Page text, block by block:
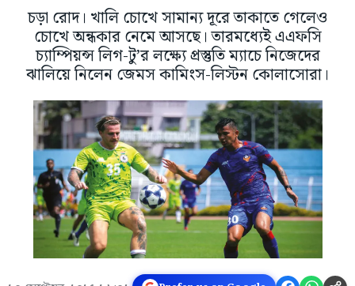
চড়া রোদ। খালি চোখে সামান্য দূরে তাকাতে গেলেও
চোখে অন্ধকার নেমে আসছে। তারমধ্যেই এএফসি
চ্যাম্পিয়ন্স লিগ-টু’র লক্ষ্যে প্রস্তুতি ম্যাচে নিজেদের
ঝালিয়ে নিলেন জেমস কামিংস-লিস্টন কোলাসোরা।